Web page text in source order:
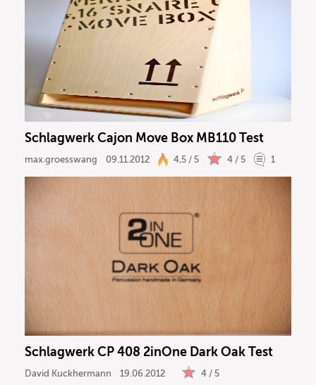
Schlagwerk Cajon Move Box MB110 Test
max.groesswang 09.11.2012 4,5 / 5 4 / 5 1
Schlagwerk CP 408 2inOne Dark Oak Test
David Kuckhermann 19.06.2012 4 / 5